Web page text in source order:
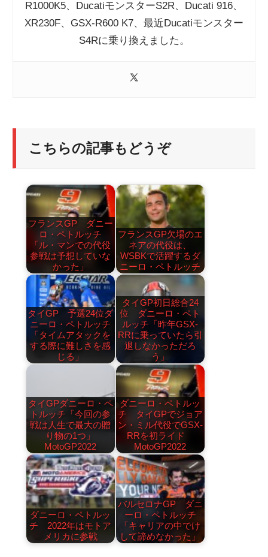
R1000K5、DucatiモンスターS2R、Ducati 916、
XR230F、GSX-R600 K7、最近Ducatiモンスター
S4Rに乗り換えました。
こちらの記事もどうぞ
フランスGP ダニー
ロ・ペトルッチ
「ル・マンでの代役
参戦は予想していな
かった」
フランスGP欠場のエ
ネアの代役は、
WSBKで活躍するダ
ニーロ・ペトルッチ
タイGP 予選24位ダ
ニーロ・ペトルッチ
「タイムアタックを
する際に難しさを感
じる」
タイGP初日総合24
位 ダニーロ・ペト
ルッチ「昨年GSX-
RRに乗っていたら引
退しなかっただろ
う」
タイGPダニーロ・ペ
トルッチ「今回の参
戦は人生で最大の贈
り物の1つ」
MotoGP2022
ダニーロ・ペトルッ
チ タイGPでジョア
ン・ミル代役でGSX-
RRを初ライド
MotoGP2022
ダニーロ・ペトルッ
チ 2022年はモトア
メリカに参戦
バルセロナGP ダニ
ーロ・ペトルッチ
「キャリアの中でけ
して諦めなかった」